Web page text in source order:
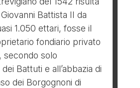
Battista II da
1.050 ettari, fosse il
fondiario privato
secondo solo
dei Battuti e all’abbazia di
dei Borgognoni di